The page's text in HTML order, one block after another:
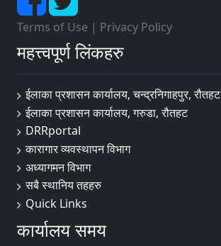
Terms of Use | Privacy Policy
महत्त्वपूर्ण लिंकहरु
ईलाका प्रशासन कार्यालय, चन्द्रनिगाहपुर, रौतहट
ईलाका प्रशासन कार्यालय, गरुडा, रौतहट
DRRportal
कारागार व्यवस्थापन विभाग
अध्यागमन विभाग
सबै स्थानिय तहहरु
Quick Links
कार्यालय समय